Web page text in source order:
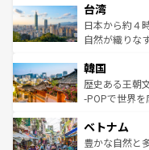
ならではの贅沢な旅の
情報はコンテ
れるおもてな
人々、おいし
ク、伝統的な
ワイを、存分に味わって
はコンテンツ
リアリーフや
ク）、タスマ
ど、見どころ
いる。アクテ
ビング、ハイ
い。オースト
参照してほしい
台湾
日本から約４
自然が織りな
ン）、静ひつ
と山間の静け
驚きをもたら
容にもいいと
韓国
歴史ある王朝
-POPで世界
き、地方に足
できる。そし
ベトナム
豊かな自然と